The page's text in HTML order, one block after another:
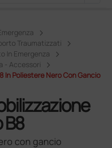
Traumatizzati
In Emergenza
- Accessori
In Poliestere Nero Con Gancio
con gancio